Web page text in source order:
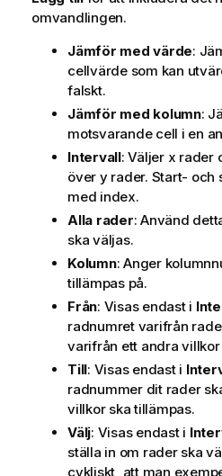
omvandlingen.
Jämför med värde:
cellvärde som kan
falskt.
Jämför med kolumn:
motsvarande cell i en
Intervall: Väljer x rader
över y rader. Start- och
med index.
Alla rader: Använd
ska väljas.
Kolumn: Anger
tillämpas på.
Från: Visas endast i
radnumret varifrån
varifrån ett andra
Till: Visas endast i
radnummer dit rader
villkor ska tillämpas.
Välj: Visas endast i
ställa in om rader ska
cykliskt, att man